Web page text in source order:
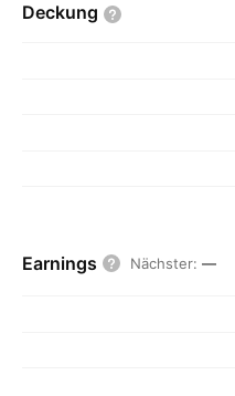
Deckung
Earnings Nächster: —